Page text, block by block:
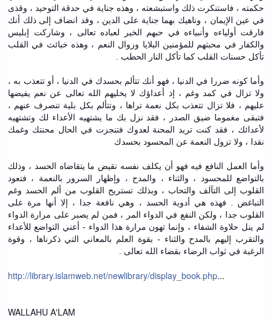
حكمته ، فاستنكرت ذلك واستبشعته ، وهذه جناية في حدقة التوحيد ، وقذى
في عين الإيمان ، وناهيك بهما جناية على الدين ، وقد انضاف إلى ذلك أنك
فارقت أولياءه وأنبياءه في حبهم الخير لعباده تعالى ، وشاركت إبليس
والكفار في محبتهم للمؤمنين البلايا وزوال النعم ، وهذه خبائث في القلب
تأكل حسنات القلب كما تأكل النار الحطب .
وأما كونه ضررا في الدنيا ، فهو أنك تتألم بحسدك في الدنيا ، أو تتعذب به ،
ولا تزال في كمد وغم ، إذ أعداؤك لا يخليهم الله تعالى عن نعم يفيضها
عليهم ، فلا تزال تتعذب بكل نعمة تراها ، وتتألم بكل بلية تنصرف عنهم ،
فتبقى مغموما ضيق الصدر ، فقد نزل بك ما يشتهيه الأعداء لك وتشتهيه
لأعدائك ، فقد كنت تريد المحنة لعدوك فتنجزت في الحال محنتك وغمك
نقدا ، ولا تزول النعمة عن المحسود بحسدك
وأما العمل النافع فيه فهو أن يكلف نفسه نقيض ما يتقاضاه الحسد ، وذلك
بالتواضع للمحسود ، والثناء ، والمدح ، وإظهار السرور بالنعمة ، فتعود
القلوب إلى التآلف والتحاب ، وبذلك تستريح القلوب من ألم الحسد وغم
التباغض . فهذه هي أدوية الحسد ، وهي نافعة جدا ، إلا أنها مرة على
القلوب جدا ، ولكن النفع في الدواء المر ، فمن لم يصبر على مرارة الدواء
لم ينل حلاوة الشفاء ، وإنما تهون مرارة هذا الدواء - أعني التواضع للأعداء
والتقرب إليهم بالمدح والثناء - بقوة العلم بالمعاني التي ذكرناها ، وقوة
الرغبة في ثواب الرضاء بقضاء الله تعالى .
http://library.islamweb.net/newlibrary/display_book.php...
WALLAHU A'LAM